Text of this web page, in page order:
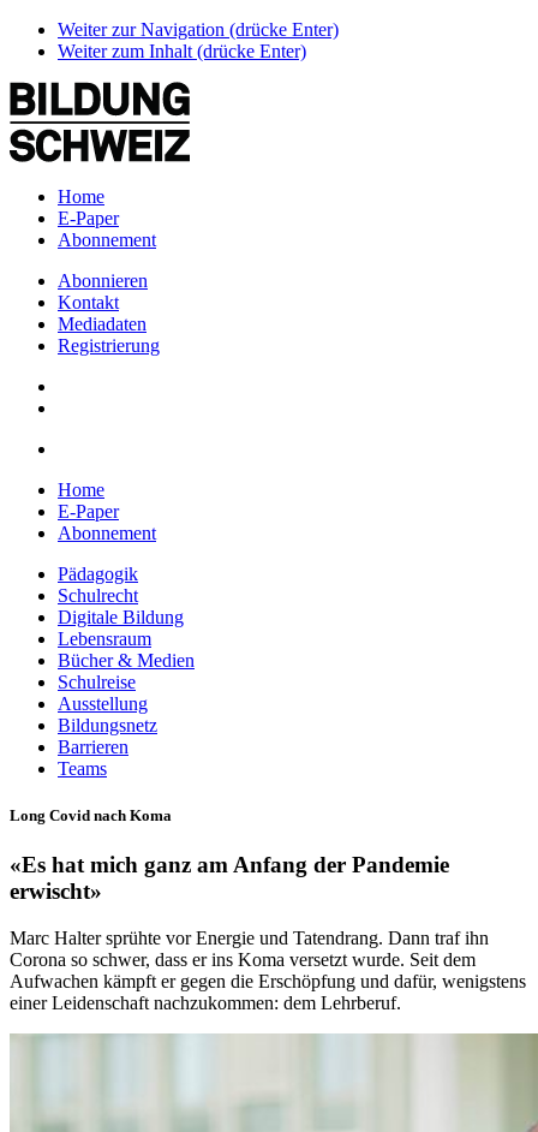
Weiter zur Navigation (drücke Enter)
Weiter zum Inhalt (drücke Enter)
Home
E-Paper
Abonnement
Abonnieren
Kontakt
Mediadaten
Registrierung
Home
E-Paper
Abonnement
Pädagogik
Schulrecht
Digitale Bildung
Lebensraum
Bücher & Medien
Schulreise
Ausstellung
Bildungsnetz
Barrieren
Teams
Long Covid nach Koma
«Es hat mich ganz am Anfang der Pandemie
erwischt»
Marc Halter sprühte vor Energie und Tatendrang. Dann traf ihn
Corona so schwer, dass er ins Koma versetzt wurde. Seit dem
Aufwachen kämpft er gegen die Erschöpfung und dafür, wenigstens
einer Leidenschaft nachzukommen: dem Lehrberuf.